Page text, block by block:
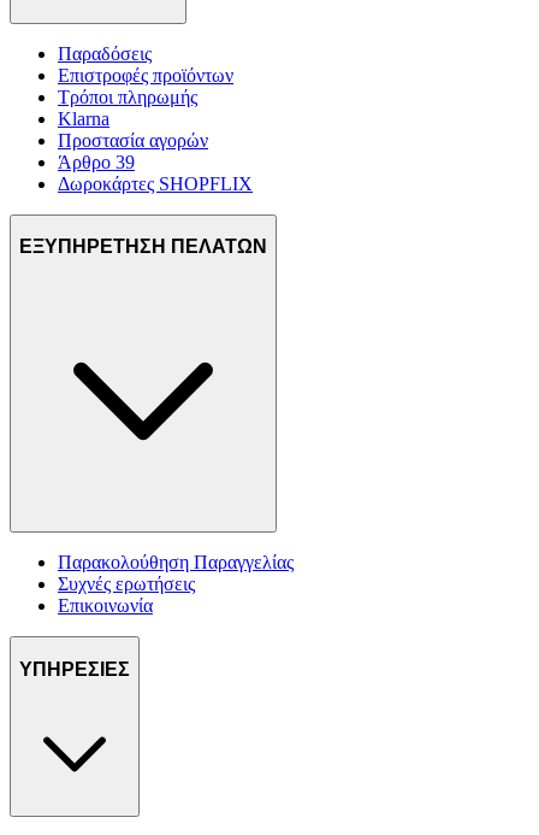
Παραδόσεις
Επιστροφές προϊόντων
Τρόποι πληρωμής
Klarna
Προστασία αγορών
Άρθρο 39
Δωροκάρτες SHOPFLIX
ΕΞΥΠΗΡΕΤΗΣΗ ΠΕΛΑΤΩΝ
Παρακολούθηση Παραγγελίας
Συχνές ερωτήσεις
Επικοινωνία
ΥΠΗΡΕΣΙΕΣ